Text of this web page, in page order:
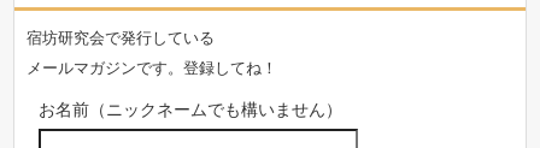
宿坊研究会で発行している
メールマガジンです。登録してね！
お名前（ニックネームでも構いません）